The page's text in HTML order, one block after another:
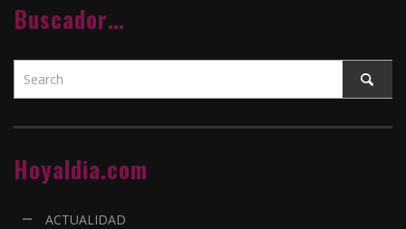
Buscador…
Hoyaldia.com
ACTUALIDAD